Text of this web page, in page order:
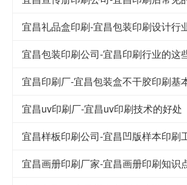
宜昌礼品盒印刷-宜昌包装印刷设计行
宜昌包装印刷公司-宜昌印刷行业的这
宜昌印刷厂-宜昌包装盒不干胶印刷基
宜昌uv印刷厂-宜昌uv印刷技术的好处
宜昌样板印刷公司-宜昌凹版样本印刷
宜昌画册印刷厂家-宜昌画册印刷知识